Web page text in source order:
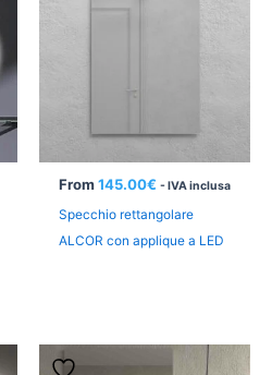
From 145.00€ - IVA inclusa
Specchio rettangolare
ALCOR con applique a LED